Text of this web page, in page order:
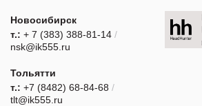
Новосибирск
т.: + 7 (383) 388-81-14 /
nsk@ik555.ru
Тольятти
т.: +7 (8482) 68-84-68 /
tlt@ik555.ru